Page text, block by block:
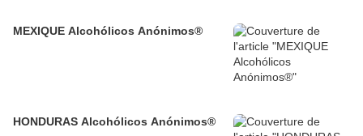
MEXIQUE Alcohólicos Anónimos®
HONDURAS Alcohólicos Anónimos®